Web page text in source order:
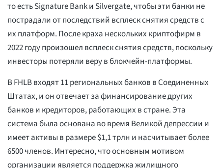
то есть Signature Bank и Silvergate, чтобы эти банки не
пострадали от последствий всплеск снятия средств с
их платформ. После краха нескольких криптофирм в
2022 году произошел всплеск снятия средств, поскольку
инвесторы потеряли веру в блокчейн-платформы.
В FHLB входят 11 региональных банков в Соединенных
Штатах, и он отвечает за финансирование других
банков и кредиторов, работающих в стране. Эта
система была основана во время Великой депрессии и
имеет активы в размере $1,1 трлн и насчитывает более
6500 членов. Интересно, что основным мотивом
организации является поддержка жилищного